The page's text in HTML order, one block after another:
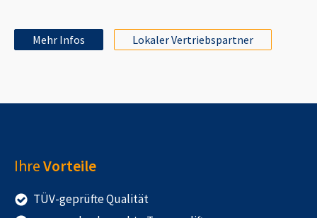
Mehr Infos Lokaler Vertriebspartner
IhreVorteile
TÜV-geprüfte Qualität